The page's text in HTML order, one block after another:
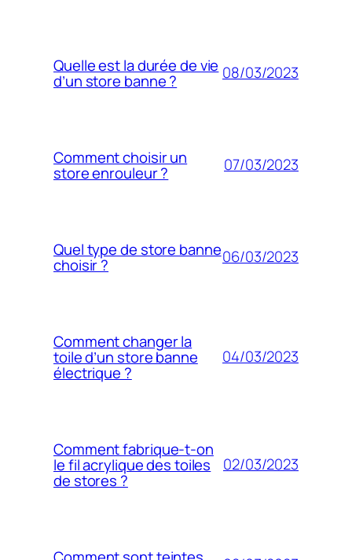
Quelle est la durée de vie
d’un store banne ? 08/03/2023
Comment choisir un
store enrouleur ? 07/03/2023
Quel type de store banne
choisir ? 06/03/2023
Comment changer la
toile d’un store banne
électrique ?
04/03/2023
Comment fabrique-t-on
le fil acrylique des toiles
de stores ?
02/03/2023